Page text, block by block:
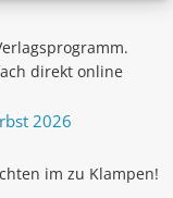
direkt online
2026
im zu Klampen!